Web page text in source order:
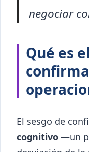
negociar
Qué es
El sesgo de
cognitivo —un